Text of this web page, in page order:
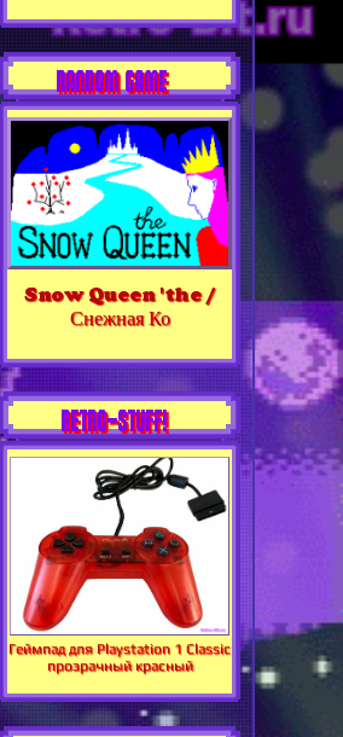
RANDOM GAME
Snow Queen 'the /
Снежная Ко
RETRO-STUFF!
Геймпад для Playstation 1 Classic
прозрачный красный